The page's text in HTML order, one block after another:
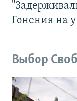
Гонения на
Выбор